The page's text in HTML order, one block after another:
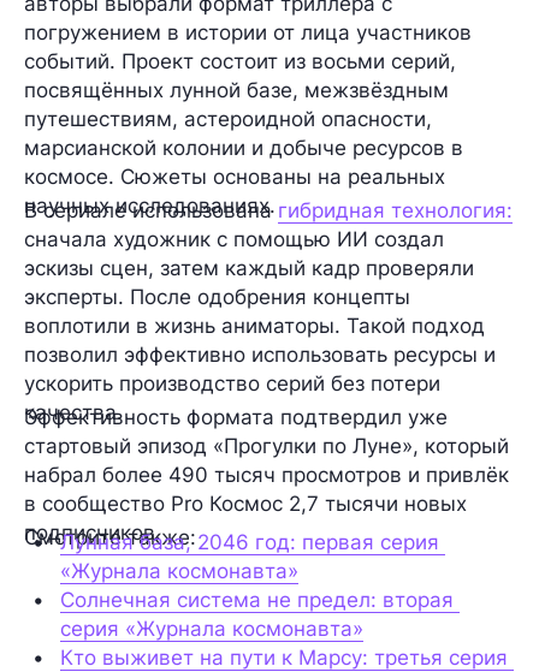
погружением в истории от лица участников
событий. Проект состоит из восьми серий,
посвящённых лунной базе, межзвёздным
путешествиям, астероидной опасности,
марсианской колонии и добыче ресурсов в
космосе. Сюжеты основаны на реальных
научных исследованиях.
В сериале использована гибридная технология:
сначала художник с помощью ИИ создал
эскизы сцен, затем каждый кадр проверяли
эксперты. После одобрения концепты
воплотили в жизнь аниматоры. Такой подход
позволил эффективно использовать ресурсы и
ускорить производство серий без потери
качества.
Эффективность формата подтвердил уже
стартовый эпизод «Прогулки по Луне», который
набрал более 490 тысяч просмотров и привлёк
в сообщество Pro Космос 2,7 тысячи новых
подписчиков.
Смотрите также:
Лунная база, 2046 год: первая серия
«Журнала космонавта»
Солнечная система не предел: вторая
серия «Журнала космонавта»
Кто выживет на пути к Марсу: третья серия